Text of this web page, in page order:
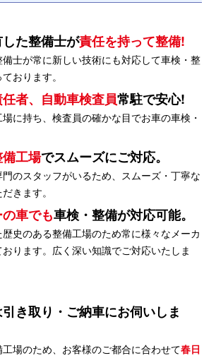
た整備士が責任を持って整備!
士が常に新しい技術にも対応して車検・整
おります。
者、自動車検査員常駐で安心!
に持ち、検査員の確かな目でお車の車検・
工場でスムーズにご対応。
のスタッフがいるため、スムーズ・丁寧な
きます。
車でも車検・整備が対応可能。
史のある整備工場のため常に様々なメーカ
ります。広く深い知識でご対応いたしま
き取り・ご納車にお伺いしま
場のため、お客様のご都合に合わせて春日